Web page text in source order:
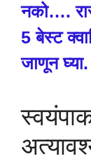
नको….
5 बेस्ट
जाणून घ्या.